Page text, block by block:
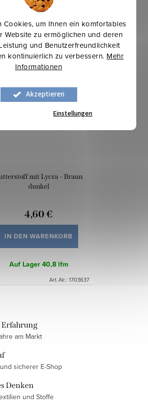
Cookies, um Ihnen ein komfortables
Website zu ermöglichen und deren
und Benutzerfreundlichkeit
kontinuierlich zu verbessern. Mehr
Informationen
Akzeptieren
Einstellungen
für weniger
mit Lycra – Braun
dunkel
4,60 €
IN DEN WARENKORB
Auf Lager 40,8 lfm
Art.-Nr.: 1703637
am Markt
sicherer E-Shop
Denken
und Stoffe